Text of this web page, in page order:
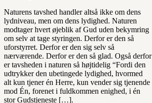
Naturens tavshed handler altså ikke om dens
lydniveau, men om dens lydighed. Naturen
modtager hvert øjeblik af Gud uden bekymring
om selv at tage styringen. Derfor er den så
uforstyrret. Derfor er den sig selv så
nærværende. Derfor er den så glad. Også derfor
er tavsheden i naturen så højtidelig “Fordi den
udtrykker den ubetingede lydighed, hvormed
alt kun tjener én Herre, kun vender sig tjenende
mod Én, forenet i fuldkommen enighed, i én
stor Gudstjeneste […].